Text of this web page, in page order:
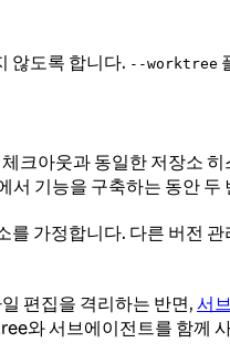
않도록 합니다. --worktree
크아웃과 동일한 저장소
기능을 구축하는 동안
가정합니다. 다른 버전 관
편집을 격리하는 반면, 서
와 서브에이전트를 함께